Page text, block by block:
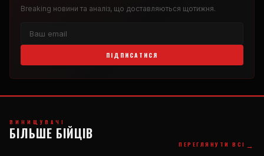
Breaking новини та аналіз, що доставляються щотижня.
ПІДПИСАТИСЯ
ВИНИЩУВАЧІ
БІЛЬШЕ БІЙЦІВ
ПЕРЕГЛЯНУТИ ВСІ →